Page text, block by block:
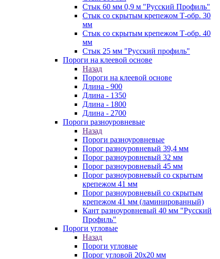
Стык 60 мм 0,9 м "Русский Профиль"
Стык со скрытым крепежом Т-обр. 30
мм
Стык со скрытым крепежом Т-обр. 40
мм
Стык 25 мм "Русский профиль"
Пороги на клеевой основе
Назад
Пороги на клеевой основе
Длина - 900
Длина - 1350
Длина - 1800
Длина - 2700
Пороги разноуровневые
Назад
Пороги разноуровневые
Порог разноуровневый 39,4 мм
Порог разноуровневый 32 мм
Порог разноуровневый 45 мм
Порог разноуровневый со скрытым
крепежом 41 мм
Порог разноуровневый со скрытым
крепежом 41 мм (ламинированный)
Кант разноуровневый 40 мм "Русский
Профиль"
Пороги угловые
Назад
Пороги угловые
Порог угловой 20х20 мм